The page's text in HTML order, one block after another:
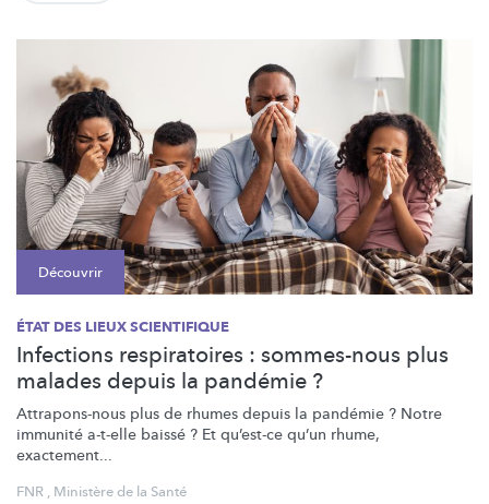
Découvrir
ÉTAT DES LIEUX SCIENTIFIQUE
Infections respiratoires : sommes-nous plus
malades depuis la pandémie ?
Attrapons-nous plus de rhumes depuis la pandémie ? Notre
immunité a-t-elle baissé ? Et qu’est-ce qu’un rhume,
exactement...
FNR , Ministère de la Santé